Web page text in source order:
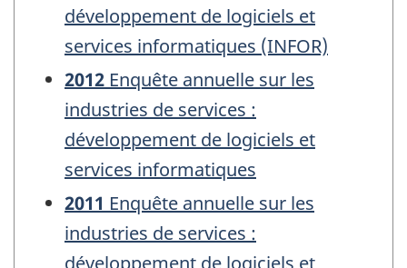
développement de logiciels et
services informatiques (INFOR)
2012 Enquête annuelle sur les
industries de services :
développement de logiciels et
services informatiques
2011 Enquête annuelle sur les
industries de services :
développement de logiciels et